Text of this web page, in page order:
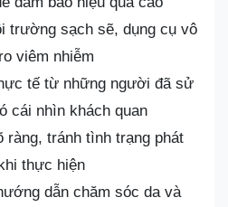
trường sạch sẽ, dụng cụ vô
viêm nhiễm
tế từ những người đã sử
cái nhìn khách quan
ràng, tránh tình trạng phát
thực hiện
dẫn chăm sóc da và